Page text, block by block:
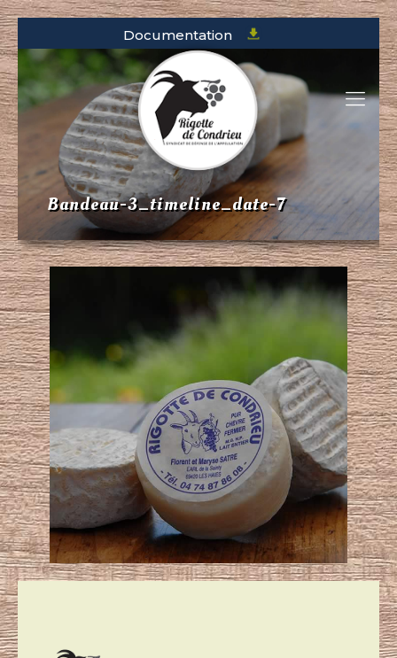
Documentation
Bandeau-3_timeline_date-7